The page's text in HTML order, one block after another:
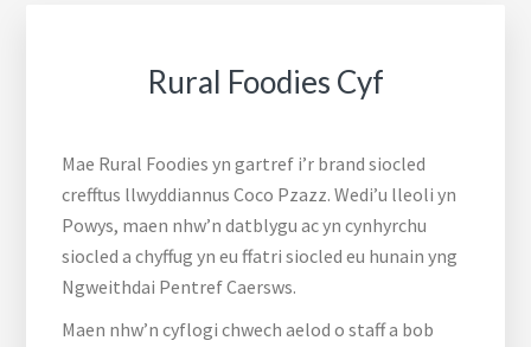
Rural Foodies Cyf
Mae Rural Foodies yn gartref i’r brand siocled
crefftus llwyddiannus Coco Pzazz. Wedi’u lleoli yn
Powys, maen nhw’n datblygu ac yn cynhyrchu
siocled a chyffug yn eu ffatri siocled eu hunain yng
Ngweithdai Pentref Caersws.
Maen nhw’n cyflogi chwech aelod o staff a bob